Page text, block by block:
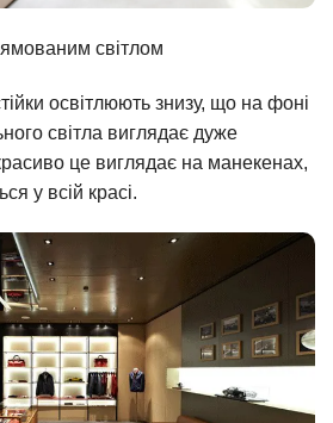
світлом
освітлюють знизу, що на фоні
світла виглядає дуже
це виглядає на манекенах,
у всій красі.